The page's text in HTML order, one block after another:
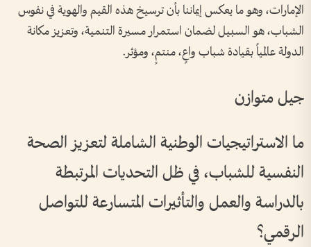
الإمارات، وهو ما يعكس إيماننا بأن ترسيخ هذه القيم والهوية في نفوس
الشباب، هو السبيل لضمان استمرار مسيرة التنمية، وتعزيز مكانة
الدولة عالمياً بقيادة شباب واعٍ، منتمٍ، ومؤثر.
جيل متوازن
ما الاستراتيجيات الوطنية الشاملة لتعزيز الصحة
النفسية للشباب، في ظل التحديات المرتبطة
بالدراسة والعمل والتأثيرات المتسارعة للتواصل
الرقمي؟